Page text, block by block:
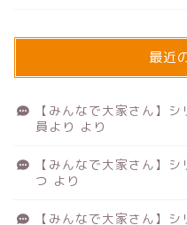
最近
【みんなで大家さん】
員より より
【みんなで大家さん】
つ より
【みんなで大家さん】